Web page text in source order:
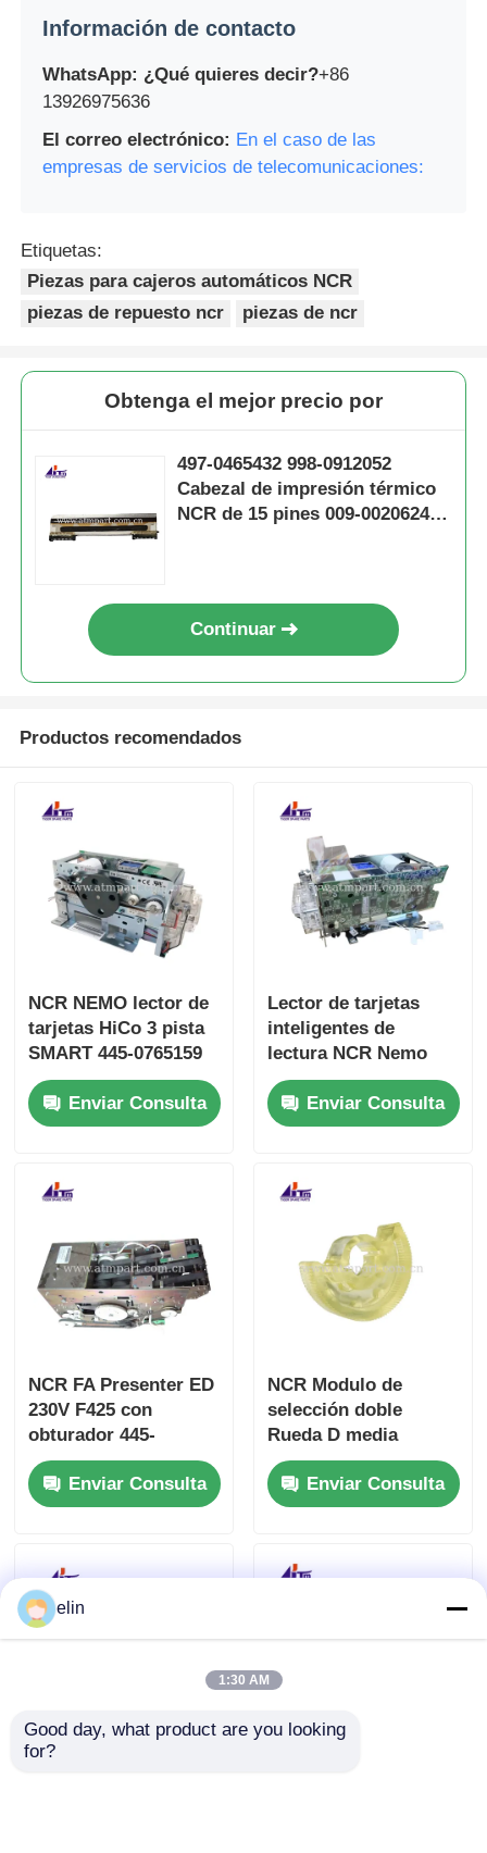
Información de contacto
WhatsApp: ¿Qué quieres decir?+86
13926975636
El correo electrónico: En el caso de las
empresas de servicios de telecomunicaciones:
Etiquetas:
Piezas para cajeros automáticos NCR
piezas de repuesto ncr
piezas de ncr
Obtenga el mejor precio por
497-0465432 998-0912052
Cabezal de impresión térmico
NCR de 15 pines 009-0020624-
Continuar
Productos recomendados
NCR NEMO lector de
tarjetas HiCo 3 pista
SMART 445-0765159
4450765159
Enviar Consulta
Lector de tarjetas
inteligentes de
lectura NCR Nemo
MCRW Track 2 445-
0765158 4450765158
Enviar Consulta
NCR FA Presenter ED
230V F425 con
obturador 445-
0647862 4450647862
Enviar Consulta
NCR Modulo de
selección doble
Rueda D media
redonda 277-0008939
445-0737509 445-
0592170
Enviar Consulta
elin
1:30 AM
Good day, what product are you looking
for?